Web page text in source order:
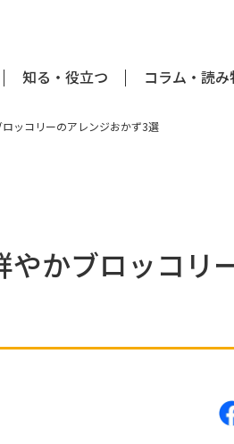
知る・役立つ コラム・読み
ッコリーのアレンジおかず3選
かブロッコリ